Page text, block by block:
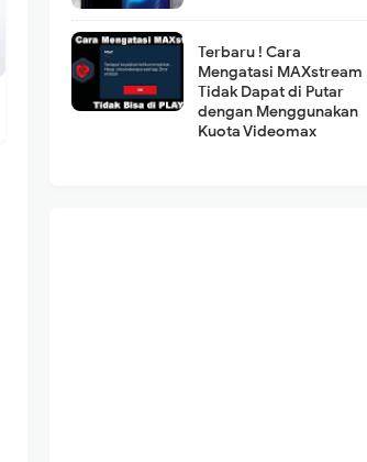
Terbaru ! Cara
Mengatasi MAXstream
Tidak Dapat di Putar
dengan Menggunakan
Kuota Videomax